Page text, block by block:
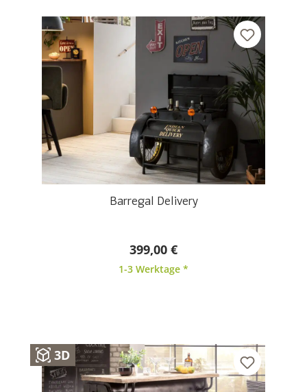
Barregal Delivery
399,00 €
1-3 Werktage *
3D